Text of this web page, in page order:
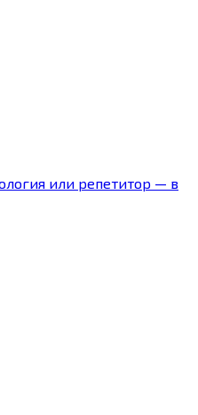
или репетитор — в